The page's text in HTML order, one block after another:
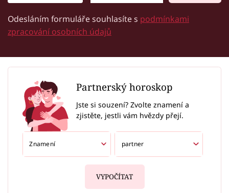
Odesláním formuláře souhlasíte s podmínkami
zpracování osobních údajů
Partnerský horoskop
Jste si souzení? Zvolte znamení a
zjistěte, jestli vám hvězdy přejí.
VYPOČÍTAT